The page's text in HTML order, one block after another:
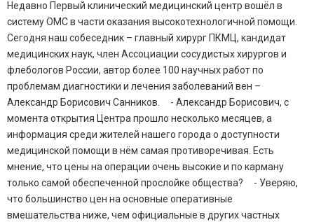
Недавно Первый клинический медицинский центр вошёл в
систему ОМС в части оказания высокотехнологичной помощи.
Сегодня наш собеседник – главный хирург ПКМЦ, кандидат
медицинских наук, член Ассоциации сосудистых хирургов и
флебологов России, автор более 100 научных работ по
проблемам диагностики и лечения заболеваний вен –
Александр Борисович Санников. - Александр Борисович, с
момента открытия Центра прошло несколько месяцев, а
информация среди жителей нашего города о доступности
медицинской помощи в нём самая противоречивая. Есть
мнение, что цены на операции очень высокие и по карману
только самой обеспеченной прослойке общества? - Уверяю,
что большинство цен на основные оперативные
вмешательства ниже, чем официальные в других частных